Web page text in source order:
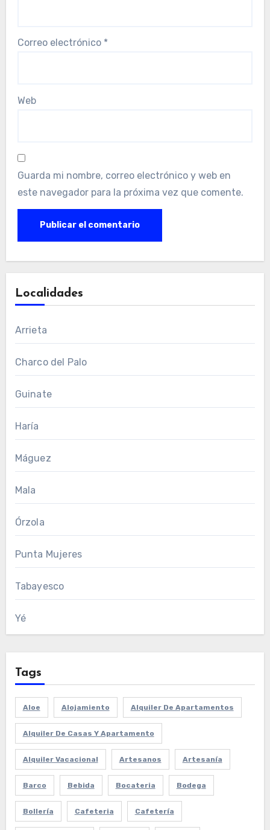
Correo electrónico *
Web
Guarda mi nombre, correo electrónico y web en
este navegador para la próxima vez que comente.
Localidades
Arrieta
Charco del Palo
Guinate
Haría
Máguez
Mala
Órzola
Punta Mujeres
Tabayesco
Yé
Tags
Aloe Alojamiento Alquiler De Apartamentos
Alquiler De Casas Y Apartamento
Alquiler Vacacional Artesanos Artesanía
Barco Bebida Bocateria Bodega
Bollería Cafeteria Cafetería